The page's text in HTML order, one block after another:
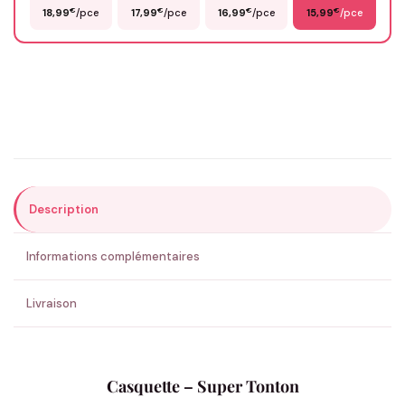
ENVOYER MA DEMANDE ✨
💚 Retour sous 24-48h🇫🇷 Flocage en France✅ Validation avant fabrication
18,99€/pce 17,99€/pce 16,99€/pce 15,99€/pce
Description
Informations complémentaires
Livraison
Casquette – Super Tonton